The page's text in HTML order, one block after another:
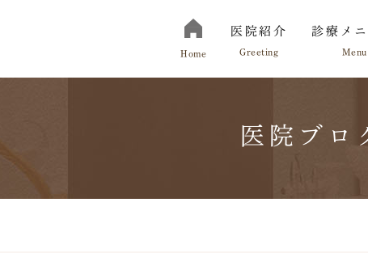
Home
医院紹介
Greeting
診療メ
Menu
医院ブロ